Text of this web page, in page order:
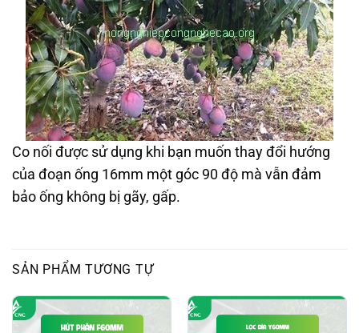
Co nối được sử dụng khi bạn muốn thay đổi hướng
của đoạn ống 16mm một góc 90 độ mà vẫn đảm
bảo ống không bị gãy, gấp.
SẢN PHẨM TƯƠNG TỰ